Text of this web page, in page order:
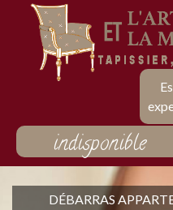
indisponible
DÉBARRAS